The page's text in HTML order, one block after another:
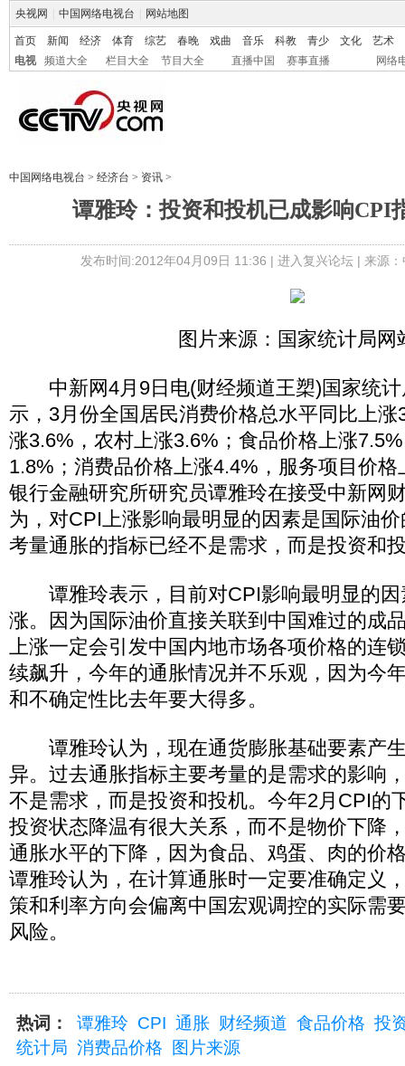
央视网 中国网络电视台 网站地图
首页 新闻 经济 体育 综艺 春晚 戏曲 音乐 科教 青少 文化
艺术
电视
频道大全 栏目大全 节目大全 直播中国 赛事直播 网络
中国网络电视台 > 经济台 > 资讯 >
谭雅玲：投资和投机已成影响CPI
发布时间:2012年04月09日 11:36 | 进入复兴论坛| 来源
图片来源：国家统计局网
中新网4月9日电(财经频道王槊)国家统计
示，3月份全国居民消费价格总水平同比上
涨3.6%，农村上涨3.6%；食品价格上涨
1.8%；消费品价格上涨4.4%，服务项目价
银行金融研究所研究员谭雅玲在接受中新网
为，对CPI上涨影响最明显的因素是国际油
考量通胀的指标已经不是需求，而是投资和
谭雅玲表示，目前对CPI影响最明显的因
涨。因为国际油价直接关联到中国难过的成
上涨一定会引发中国内地市场各项价格的连
续飙升，今年的通胀情况并不乐观，因为今
和不确定性比去年要大得多。
谭雅玲认为，现在通货膨胀基础要素产
异。过去通胀指标主要考量的是需求的影响
不是需求，而是投资和投机。今年2月CPI的
投资状态降温有很大关系，而不是物价下降
通胀水平的下降，因为食品、鸡蛋、肉的价
谭雅玲认为，在计算通胀时一定要准确定义
策和利率方向会偏离中国宏观调控的实际需
风险。
热词： 谭雅玲 CPI 通胀 财经频道 食品价格 投
统计局 消费品价格 图片来源